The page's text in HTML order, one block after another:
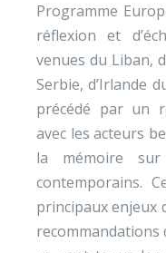
Programme
réflexion et
venues du Liban,
Serbie, d’Irlande
précédé par un
avec les acteurs
la mémoire sur
contemporains.
principaux enjeux
recommandations